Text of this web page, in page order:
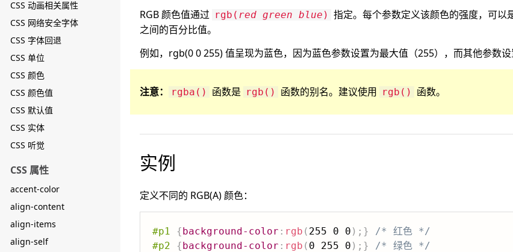
CSS 动画相关属性
CSS 网络安全字体
CSS 字体回退
CSS 单位
CSS 颜色
CSS 颜色值
CSS 默认值
CSS 实体
CSS 听觉
CSS 属性
accent-color
align-content
align-items
align-self
RGB 颜色值通过 rgb( red green blue ) 指定。每个参数定义该颜色的强度，可以
之间的百分比值。
例如，rgb(0 0 255) 值呈现为蓝色，因为蓝色参数设置为最大值（255），而其他参数设
注意： rgba() 函数是 rgb() 函数的别名。建议使用 rgb() 函数。
实例
定义不同的 RGB(A) 颜色：
#p1 {background-color : rgb ( 255 0 0 ) ; }
/* 红色 */
#p2
{background-color : rgb ( 0 255 0 ) ; }
/* 绿色 */